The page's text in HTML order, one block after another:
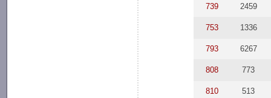
739 2459
753 1336
793 6267
808 773
810 513